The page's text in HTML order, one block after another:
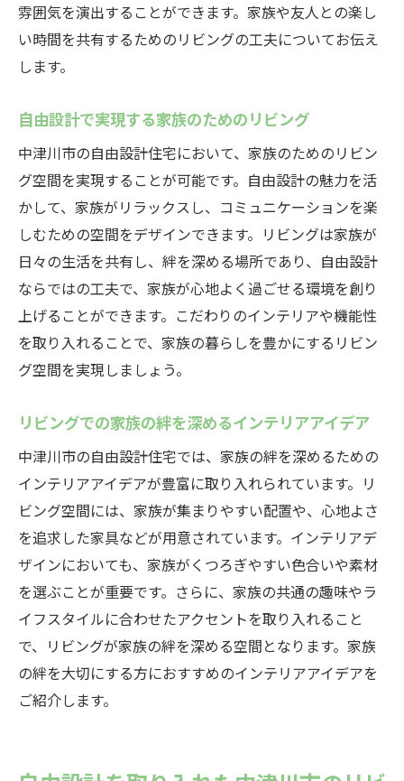
雰囲気を演出することができます。家族や友人との楽し
い時間を共有するためのリビングの工夫についてお伝え
します。
自由設計で実現する家族のためのリビング
中津川市の自由設計住宅において、家族のためのリビン
グ空間を実現することが可能です。自由設計の魅力を活
かして、家族がリラックスし、コミュニケーションを楽
しむための空間をデザインできます。リビングは家族が
日々の生活を共有し、絆を深める場所であり、自由設計
ならではの工夫で、家族が心地よく過ごせる環境を創り
上げることができます。こだわりのインテリアや機能性
を取り入れることで、家族の暮らしを豊かにするリビン
グ空間を実現しましょう。
リビングでの家族の絆を深めるインテリアアイデア
中津川市の自由設計住宅では、家族の絆を深めるための
インテリアアイデアが豊富に取り入れられています。リ
ビング空間には、家族が集まりやすい配置や、心地よさ
を追求した家具などが用意されています。インテリアデ
ザインにおいても、家族がくつろぎやすい色合いや素材
を選ぶことが重要です。さらに、家族の共通の趣味やラ
イフスタイルに合わせたアクセントを取り入れること
で、リビングが家族の絆を深める空間となります。家族
の絆を大切にする方におすすめのインテリアアイデアを
ご紹介します。